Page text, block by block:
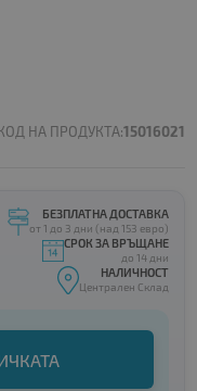
НА ПРОДУКТА:15016021
БЕЗПЛАТНА ДОСТАВКА
от 1 до 3 дни (над 153 евро)
СРОК ЗА ВРЪЩАНЕ
до 14 дни
НАЛИЧНОСТ
Централен Склад